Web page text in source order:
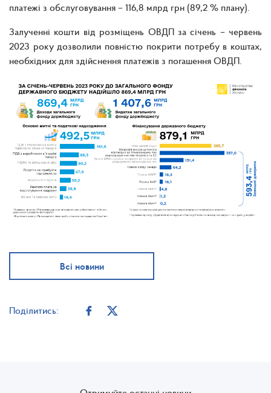
платежі з обслуговування – 116,8 млрд грн (89,2 % плану).
Залученні кошти від розміщень ОВДП за січень – червень
2023 року дозволили повністю покрити потребу в коштах,
необхідних для здійснення платежів з погашення ОВДП.
Всі новини
Поділитись: